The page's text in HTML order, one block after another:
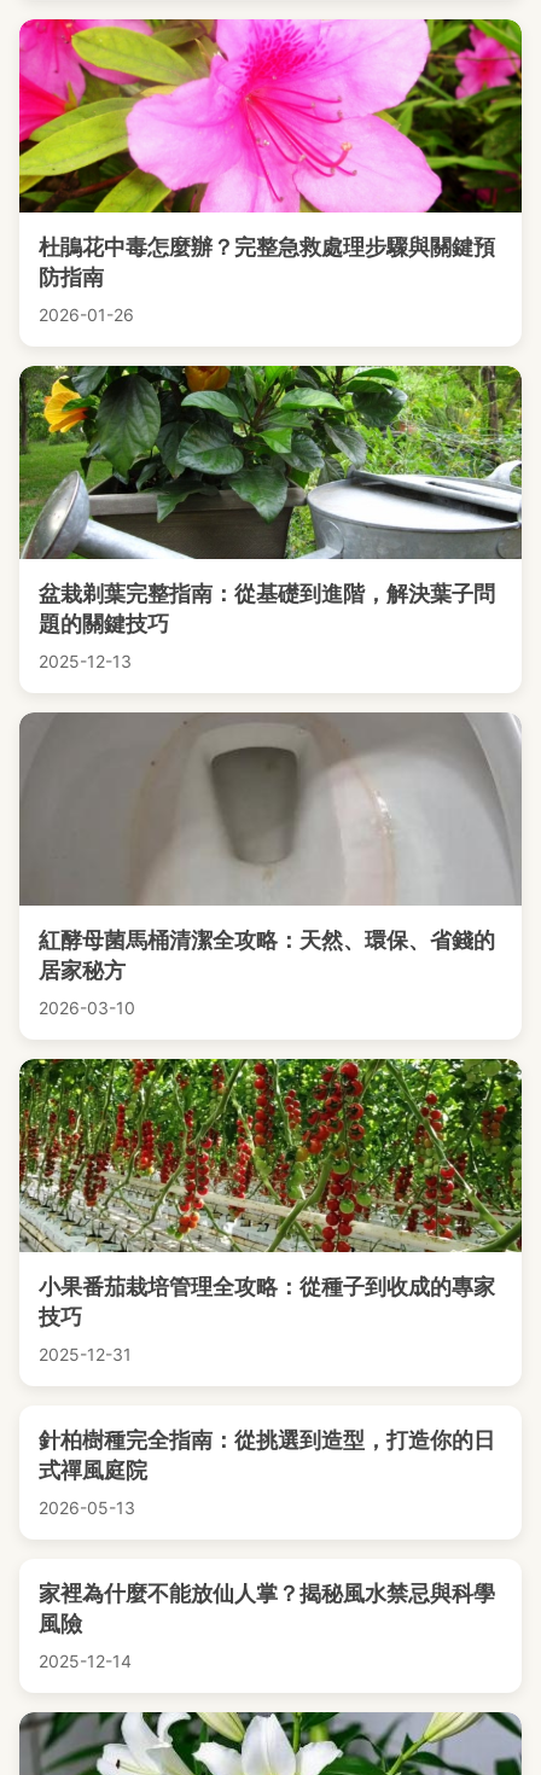
杜鵑花中毒怎麼辦？完整急救處理步驟與關鍵預
防指南
2026-01-26
盆栽剃葉完整指南：從基礎到進階，解決葉子問
題的關鍵技巧
2025-12-13
紅酵母菌馬桶清潔全攻略：天然、環保、省錢的
居家秘方
2026-03-10
小果番茄栽培管理全攻略：從種子到收成的專家
技巧
2025-12-31
針柏樹種完全指南：從挑選到造型，打造你的日
式禪風庭院
2026-05-13
家裡為什麼不能放仙人掌？揭秘風水禁忌與科學
風險
2025-12-14